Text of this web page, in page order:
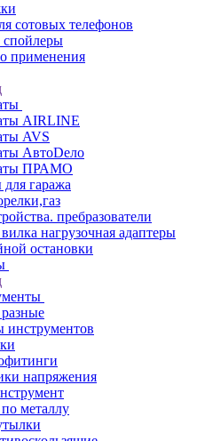
сотовых телефонов
применения
AIRLINE
AVS
АвтоDело
ПРАМО
гаража
пребразователи
нагрузочная адаптеры
остановки
инструментов
напряжения
металлу